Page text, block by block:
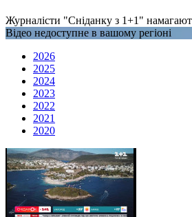
Журналісти "Сніданку з 1+1"
Відео недоступне в вашому регіоні
2026
2025
2024
2023
2022
2021
2020